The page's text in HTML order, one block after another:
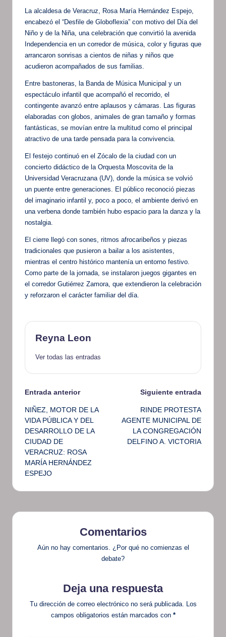
La alcaldesa de Veracruz, Rosa María Hernández Espejo,
encabezó el “Desfile de Globoflexia” con motivo del Día del
Niño y de la Niña, una celebración que convirtió la avenida
Independencia en un corredor de música, color y figuras que
arrancaron sonrisas a cientos de niñas y niños que
acudieron acompañados de sus familias.
Entre bastoneras, la Banda de Música Municipal y un
espectáculo infantil que acompañó el recorrido, el
contingente avanzó entre aplausos y cámaras. Las figuras
elaboradas con globos, animales de gran tamaño y formas
fantásticas, se movían entre la multitud como el principal
atractivo de una tarde pensada para la convivencia.
El festejo continuó en el Zócalo de la ciudad con un
concierto didáctico de la Orquesta Moscovita de la
Universidad Veracruzana (UV), donde la música se volvió
un puente entre generaciones. El público reconoció piezas
del imaginario infantil y, poco a poco, el ambiente derivó en
una verbena donde también hubo espacio para la danza y la
nostalgia.
El cierre llegó con sones, ritmos afrocaribeños y piezas
tradicionales que pusieron a bailar a los asistentes,
mientras el centro histórico mantenía un entorno festivo.
Como parte de la jornada, se instalaron juegos gigantes en
el corredor Gutiérrez Zamora, que extendieron la celebración
y reforzaron el carácter familiar del día.
Reyna Leon
Ver todas las entradas
Navegación
de
entradas
Entrada anterior
NIÑEZ, MOTOR DE LA
VIDA PÚBLICA Y DEL
DESARROLLO DE LA
CIUDAD DE
VERACRUZ: ROSA
MARÍA HERNÁNDEZ
ESPEJO
Siguiente entrada
RINDE PROTESTA
AGENTE MUNICIPAL DE
LA CONGREGACIÓN
DELFINO A. VICTORIA
Comentarios
Aún no hay comentarios. ¿Por qué no comienzas el
debate?
Deja una respuesta
Tu dirección de correo electrónico no será publicada. Los
campos obligatorios están marcados con *